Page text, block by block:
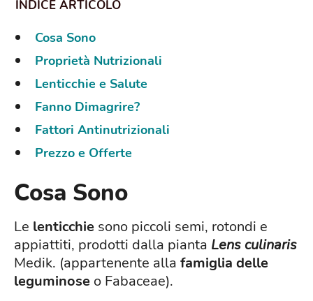
Cosa Sono
Proprietà Nutrizionali
Lenticchie e Salute
Fanno Dimagrire?
Fattori Antinutrizionali
Prezzo e Offerte
Cosa Sono
Le lenticchie sono piccoli semi, rotondi e
appiattiti, prodotti dalla pianta Lens culinaris
Medik. (appartenente alla famiglia delle
leguminose o Fabaceae).